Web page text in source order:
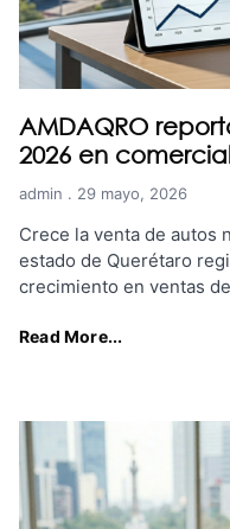
AMDAQRO
2026 en
admin 29 mayo, 2026
Crece la venta de autos
estado de Querétaro
crecimiento en ventas
Read More...